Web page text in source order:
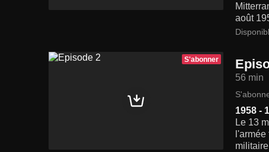
août
S'abonner
56 min
1958 -
Le 13